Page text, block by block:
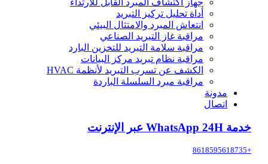
جهاز اكتشاف المبرد القابل للارتداء
أداة تحليل تركيز التبريد
انتعاش المبرد والامتثال البيئي
مراقبة غاز التبريد الصناعي
مراقبة سلامة التبريد للتخزين البارد
مراقبة نظام تبريد مركز البيانات
الكشف عن تسرب التبريد لأنظمة HVAC
مراقبة مبرد السلسلة الباردة
مدونة
اتصال
خدمة WhatsApp 24H عبر الإنترنت
+8618595618735